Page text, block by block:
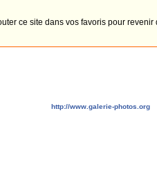
ce site dans vos favoris pour
http://www.galerie-photos.org